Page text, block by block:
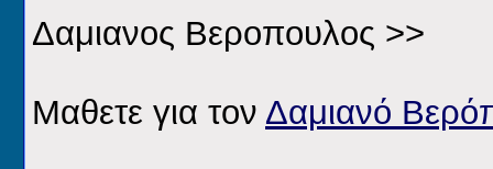
Δαμιανος Βεροπουλος >>
Μαθετε για τον Δαμιανό